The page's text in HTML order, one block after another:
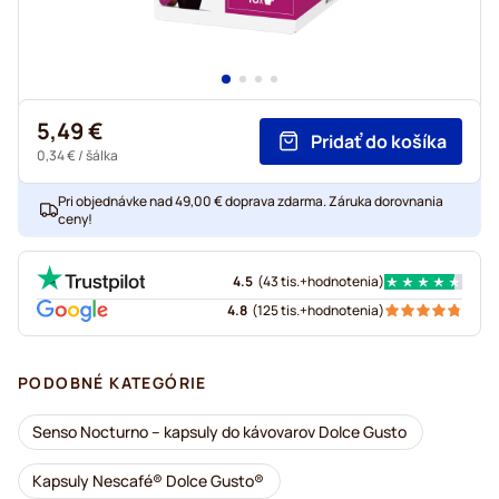
5,49 €
0,34 €/ šálka
Pridať do košíka
Pri objednávke nad 49,00 € doprava zdarma. Záruka dorovnania
ceny!
4.5 (43 tis.+hodnotenia)
4.8 (125 tis.+hodnotenia)
PODOBNÉ KATEGÓRIE
Senso Nocturno – kapsuly do kávovarov Dolce Gusto
Kapsuly Nescafé® Dolce Gusto®